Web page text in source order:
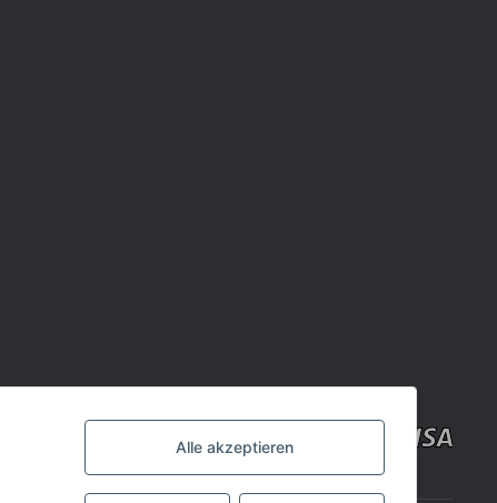
Alle akzeptieren